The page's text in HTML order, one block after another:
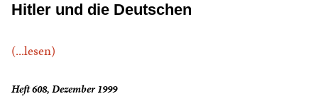
Hitler und die Deutschen
(...lesen)
Heft 608, Dezember 1999